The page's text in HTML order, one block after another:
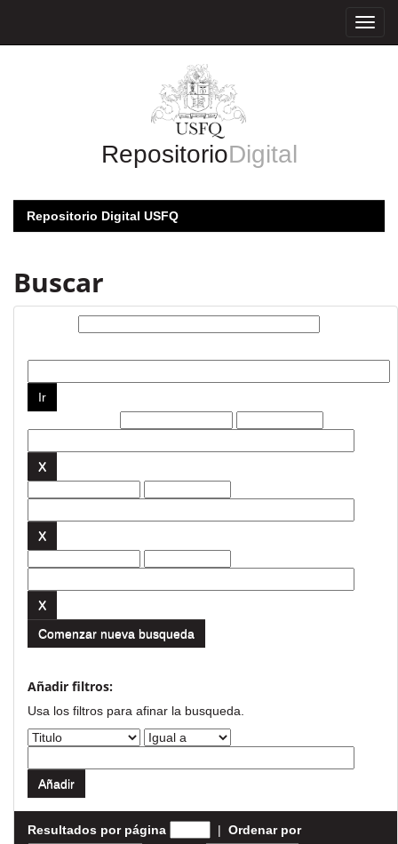
RepositorioDigital
Repositorio Digital USFQ
Buscar
Comenzar nueva busqueda
Añadir filtros:
Usa los filtros para afinar la busqueda.
Resultados por página | Ordenar por